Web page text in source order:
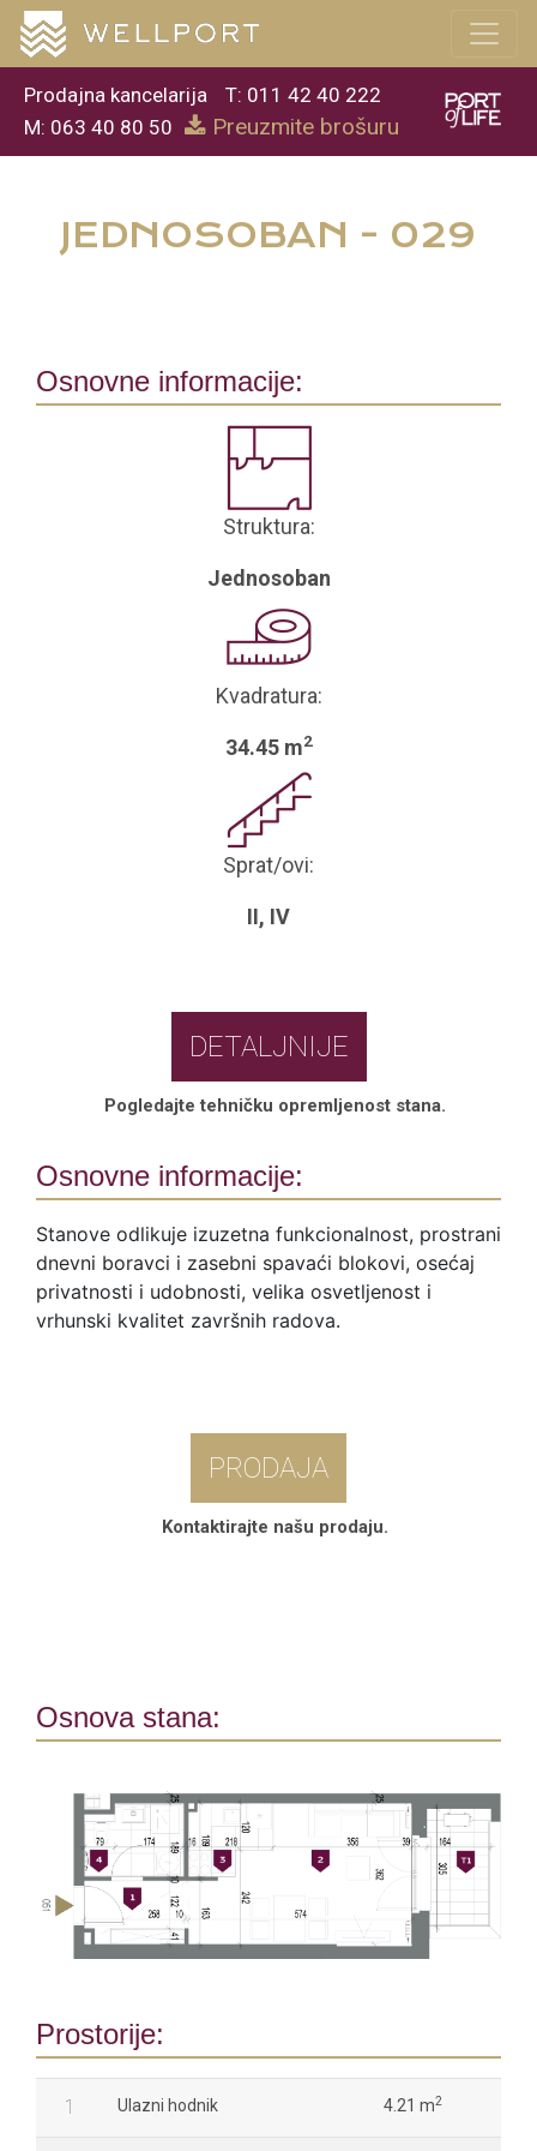
Prodajna kancelarija
T: 011 42 40 222
M: 063 40 80 50
Preuzmite brošuru
JEDNOSOBAN - 029
Osnovne informacije:
Struktura:
Jednosoban
Kvadratura:
34.45 m2
Sprat/ovi:
II, IV
DETALJNIJE
Pogledajte tehničku opremljenost stana.
Osnovne informacije:
Stanove odlikuje izuzetna funkcionalnost, prostrani
dnevni boravci i zasebni spavaći blokovi, osećaj
privatnosti i udobnosti, velika osvetljenost i
vrhunski kvalitet završnih radova.
PRODAJA
Kontaktirajte našu prodaju.
Osnova stana:
Prostorije:
1 Ulazni hodnik 4.21 m2